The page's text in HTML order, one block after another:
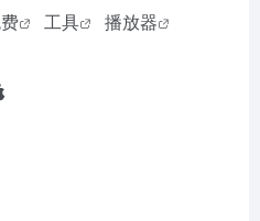
工具
播放器